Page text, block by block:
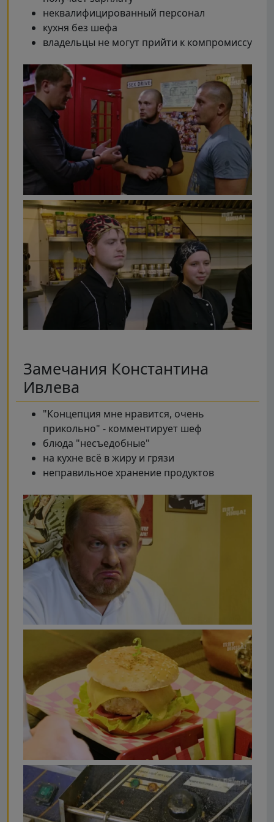
неквалифицированный персонал
кухня без шефа
владельцы не могут прийти к компромиссу
Замечания Константина
Ивлева
"Концепция мне нравится, очень
прикольно" - комментирует шеф
блюда "несъедобные"
на кухне всё в жиру и грязи
неправильное хранение продуктов